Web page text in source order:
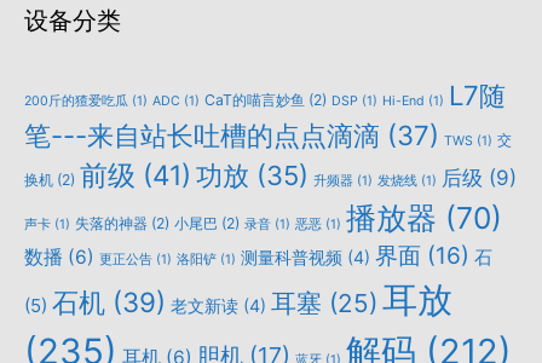
设备分类
200斤的猹爱吃瓜 (1) ADC (1) CaT的喵言妙鱼 (2) DSP (1) Hi-End (1) L7随
笔---来自站长吐槽的点点滴滴 (37) TWS (1) 交
换机 (2) 前级 (41) 功放 (35) 升频器 (1) 发烧线 (1) 后级 (9)
声卡 (1) 失落的神器 (2) 小尾巴 (2) 录音 (1) 恶恶 (1) 播放器 (70)
数播 (6) 更正公告 (1) 洛阳铲 (1) 测量科普视频 (4) 界面 (16) 石
(5) 石机 (39) 老文新读 (4) 耳塞 (25) 耳放
(235) 耳机 (6) 胆机 (17) 蓝牙 (1) 解码 (212)